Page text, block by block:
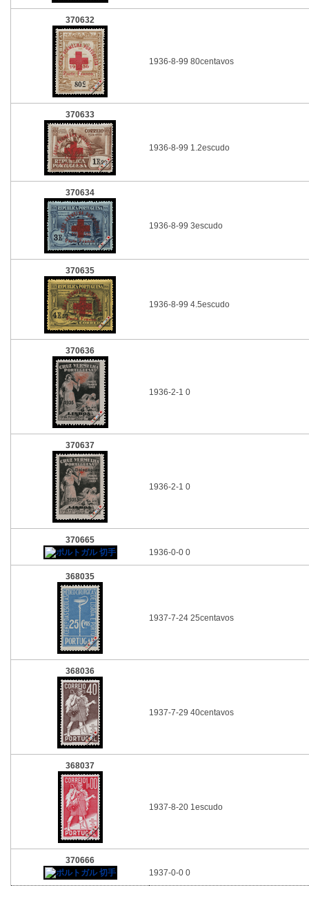
370632
1936-8-99 80centavos
370633
1936-8-99 1.2escudo
370634
1936-8-99 3escudo
370635
1936-8-99 4.5escudo
370636
1936-2-1 0
370637
1936-2-1 0
370665
1936-0-0 0
368035
1937-7-24 25centavos
368036
1937-7-29 40centavos
368037
1937-8-20 1escudo
370666
1937-0-0 0